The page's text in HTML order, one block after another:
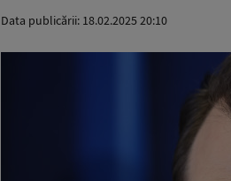
Data publicării: 18.02.2025 20:10